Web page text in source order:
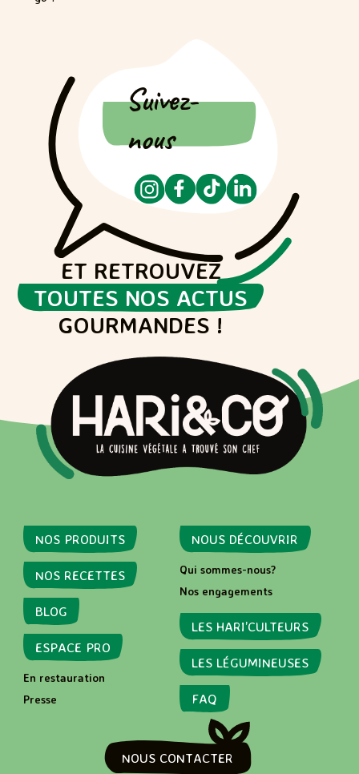
ET RETROUVEZ
TOUTES NOS ACTUS
GOURMANDES !
Suivez-
nous
NOS PRODUITS
NOS RECETTES
BLOG
ESPACE PRO
En restauration
Presse
NOUS DÉCOUVRIR
Qui sommes-nous?
Nos engagements
LES HARI’CULTEURS
LES LÉGUMINEUSES
FAQ
NOUS CONTACTER